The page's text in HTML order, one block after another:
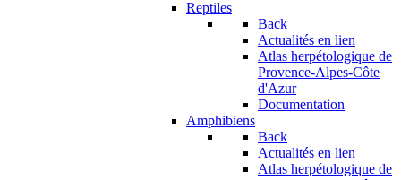
Reptiles
Back
Actualités en lien
Atlas herpétologique de
Provence-Alpes-Côte
d'Azur
Documentation
Amphibiens
Back
Actualités en lien
Atlas herpétologique de